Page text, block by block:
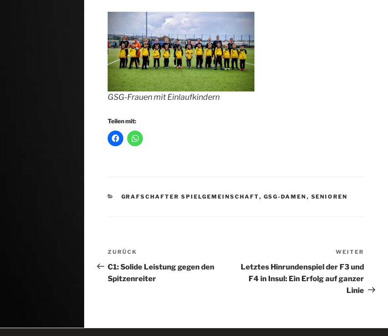
GSG-Frauen mit Einlaufkindern
Teilen mit:
KATEGORIEN
GRAFSCHAFTER SPIELGEMEINSCHAFT, GSG-DAMEN , SENIOREN
Beitragsnavigation
Vorheriger
Beitrag
ZURÜCK
C1: Solide Leistung gegen den
Spitzenreiter
Beitrag
WEITER
Letztes Hinrundenspiel der F3 und
F4 in Insul: Ein Erfolg auf ganzer
Linie